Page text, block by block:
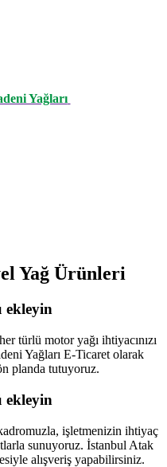
Yağları
Yağ Ürünleri
ekleyin
türlü motor yağı ihtiyacınızı
Yağları E-Ticaret olarak
planda tutuyoruz.
ekleyin
işletmenizin ihtiyaç
sunuyoruz. İstanbul Atak
alışveriş yapabilirsiniz.